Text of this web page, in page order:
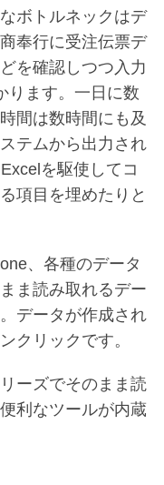
ボトルネックはデ
奉行に受注伝票デ
を確認しつつ入力
ります。一日に数
間は数時間にも及
テムから出力され
を駆使してコ
項目を埋めたりと
、各種のデータ
ま読み取れるデー
データが作成され
クリックです。
ーズでそのまま読
利なツールが内蔵